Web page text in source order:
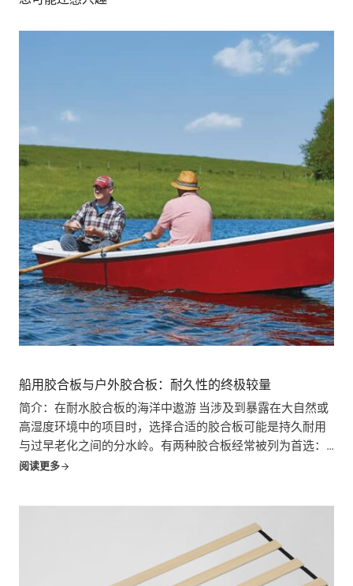
船用胶合板与户外胶合板：耐久性的终极较量
简介：在耐水胶合板的海洋中遨游 当涉及到暴露在大自然或
高湿度环境中的项目时，选择合适的胶合板可能是持久耐用
与过早老化之间的分水岭。有两种胶合板经常被列为首选：
船用胶合板和外墙胶合板。这两种胶合板都具有防潮性能，
阅读更多